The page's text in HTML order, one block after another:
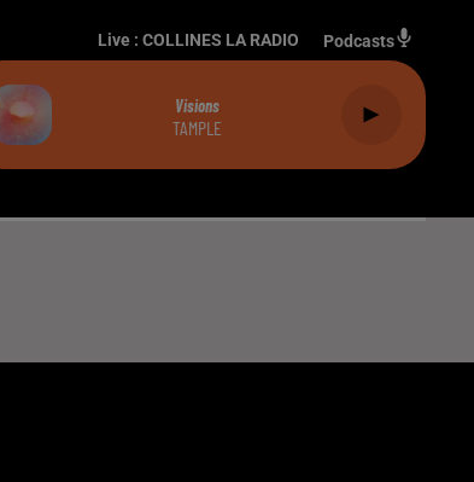
Live : COLLINES LA RADIO Podcasts
Visions
TAMPLE